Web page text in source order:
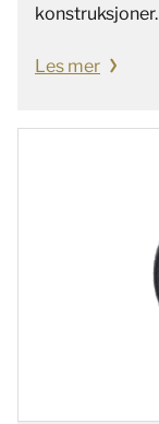
konstruksjoner.
Les mer